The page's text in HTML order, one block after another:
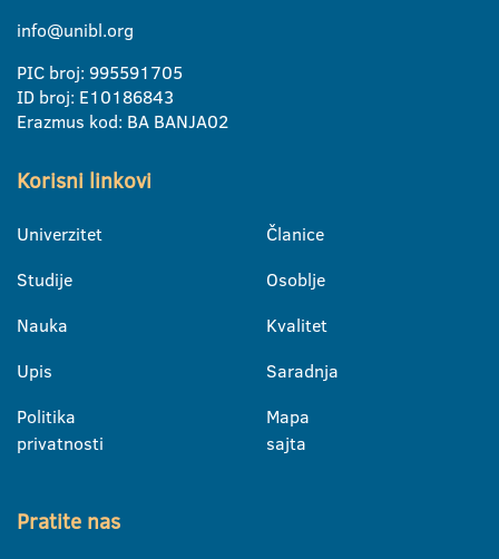
info@unibl.org
PIC broj: 995591705
ID broj: E10186843
Erazmus kod: BA BANJA02
Korisni linkovi
Univerzitet
Studije
Nauka
Upis
Politika
privatnosti
Članice
Osoblje
Kvalitet
Saradnja
Mapa
sajta
Pratite nas